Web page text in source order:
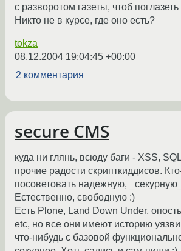
с разворотом газеты, чтоб
Никто не в курсе, где оно есть?
tokza
08.12.2004 19:04:45 +00:00
2 комментария
secure CMS
куда ни глянь, всюду баги - XSS,
прочие радости скрипткиддисов.
посоветовать надежную,
Естественно, свободную :)
Есть Plone, Land Down Under,
etc, но все они имеют историю
что-нибудь с базовой